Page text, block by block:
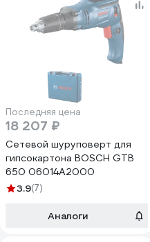
Последняя цена
18 207 ₽
Сетевой шуруповерт для
гипсокартона BOSCH GTB
650 06014A2000
3.9(7)
Аналоги